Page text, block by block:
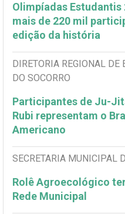
Olimpíadas Estudantis
mais de 220 mil
edição da história
DIRETORIA REGIONAL DE
DO SOCORRO
Participantes de Ju-
Rubi representam o
Americano
SECRETARIA MUNICIPAL
Rolê Agroecológico
Rede Municipal